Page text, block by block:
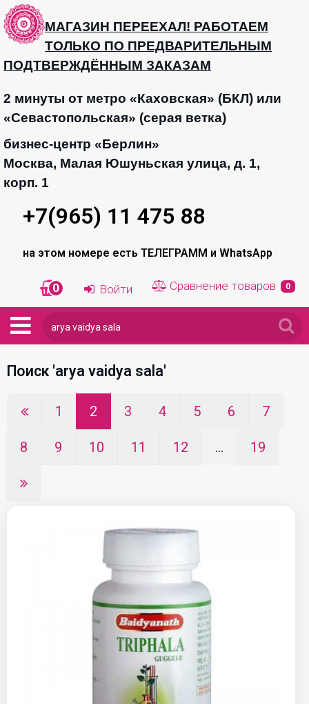
МАГАЗИН ПЕРЕЕХАЛ! РАБОТАЕМ
ТОЛЬКО ПО ПРЕДВАРИТЕЛЬНЫМ
ПОДТВЕРЖДЁННЫМ ЗАКАЗАМ
2 минуты от метро «Каховская» (БКЛ) или
«Севастопольская» (серая ветка)
бизнес-центр «Берлин»
Москва, Малая Юшуньская улица, д. 1,
корп. 1
+7(965) 11 475 88
на этом номере есть ТЕЛЕГРАММ и WhatsApp
Войти Сравнение товаров 0
0
Поиск 'arya vaidya sala'
1 2 3 4 5 6 7
8 9 10 11 12 ... 19